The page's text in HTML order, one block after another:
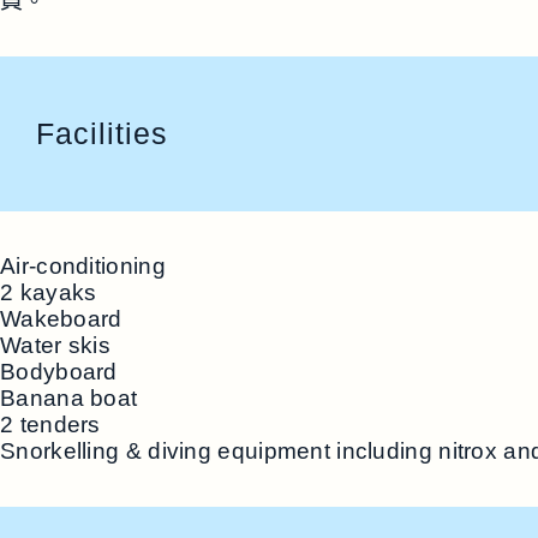
Facilities
Air-conditioning
2 kayaks
Wakeboard
Water skis
Bodyboard
Banana boat
2 tenders
Snorkelling & diving equipment including nitrox